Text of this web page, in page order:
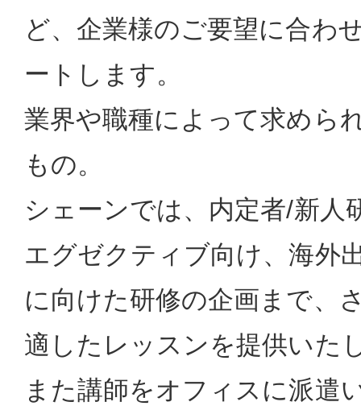
ど、企業様のご要望に合わ
ートします。
業界や職種によって求めら
もの。
シェーンでは、内定者/新人
エグゼクティブ向け、海外
に向けた研修の企画まで、
適したレッスンを提供いた
また講師をオフィスに派遣